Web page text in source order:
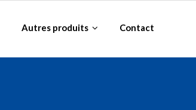
Autres produits Contact